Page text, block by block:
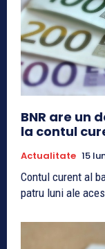
BNR are un
la contul
Actualitate 15
Contul curent al
patru luni ale